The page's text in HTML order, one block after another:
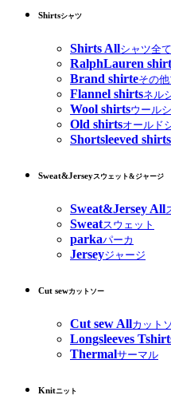
Shirtsシャツ
Shirts Allシャツ全て
RalphLauren
Brand shirteその
Flannel shirtsネル
Wool shirtsウール
Old shirtsオールド
Shortsleeved shirts
Sweat&Jerseyスウェット&ジャージ
Sweat&Jersey All
Sweatスウェット
parkaパーカ
Jerseyジャージ
Cut sewカットソー
Cut sew Allカット
Longsleeves
Thermalサーマル
Knitニット